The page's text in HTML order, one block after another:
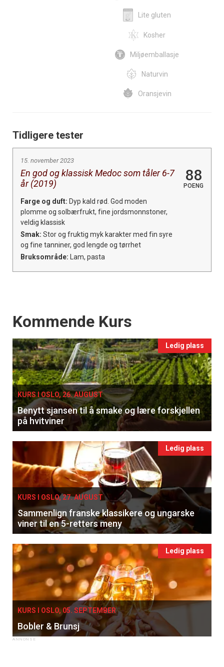
Lite gluten
Kosher
Miljøemballasje
Naturvin
Oransjevin
Tidligere tester
15. november 2023
En god og klassisk Medoc som tåler 6-7
år (2019)
88
POENG
Farge og duft: Dyp kald rød. God moden
plomme og solbærfrukt, fine jordsmonnstoner,
veldig klassisk
Smak: Stor og fruktig myk karakter med fin syre
og fine tanniner, god lengde og tørrhet
Bruksområde: Lam, pasta
Events
Kommende Kurs
Ledig plass
KURS I OSLO, 26. AUGUST
Benytt sjansen til å smake og lære forskjellen
på hvitviner
Ledig plass
KURS I OSLO, 27. AUGUST
Sammenlign franske klassikere og ungarske
viner til en 5-retters meny
Ledig plass
KURS I OSLO, 05. SEPTEMBER
Bobler & Brunsj